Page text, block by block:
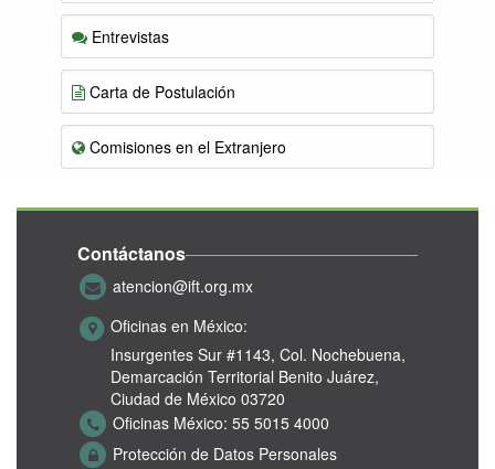
Entrevistas
Carta de Postulación
Comisiones en el Extranjero
Contáctanos
atencion@ift.org.mx
Oficinas en México:
Insurgentes Sur #1143, Col. Nochebuena,
Demarcación Territorial Benito Juárez,
Ciudad de México 03720
Oficinas México: 55 5015 4000
Protección de Datos Personales